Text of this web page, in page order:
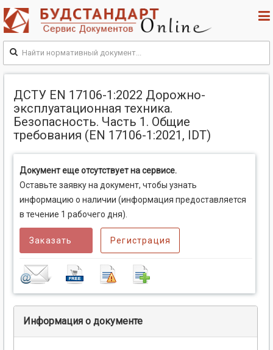
ДСТУ EN 17106-1:2022 Дорожно-
эксплуатационная техника.
Безопасность. Часть 1. Общие
требования (EN 17106-1:2021, IDT)
Документ еще отсутствует на сервисе.
Оставьте заявку на документ, чтобы узнать
информацию о наличии (информация предоставляется
в течение 1 рабочего дня).
Заказать Регистрация
Информация о документе